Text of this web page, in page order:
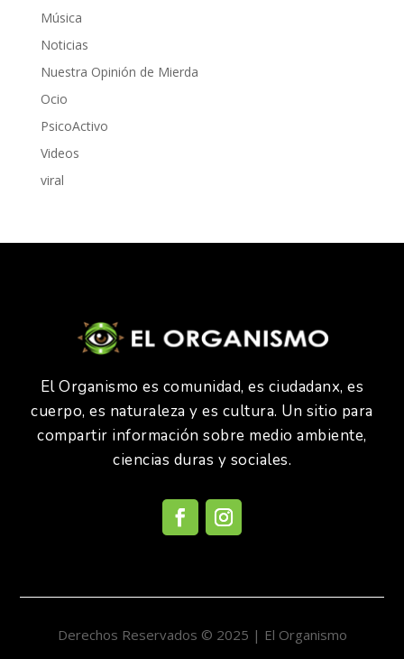
Música
Noticias
Nuestra Opinión de Mierda
Ocio
PsicoActivo
Videos
viral
El Organismo es comunidad, es ciudadanx, es
cuerpo, es naturaleza y es cultura. Un sitio para
compartir información sobre medio ambiente,
ciencias duras y sociales.
Derechos Reservados © 2025 | El Organismo